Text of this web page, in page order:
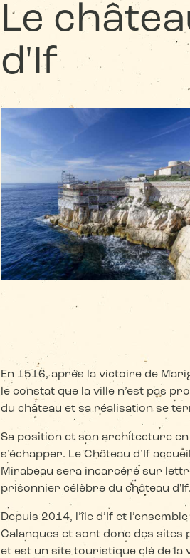
Le
d'If
En 1516, après la victoire de
le constat que la ville n’est pas
du château et sa réalisation se
Sa position et son architecture
s’échapper. Le Château d’If
Mirabeau sera incarcéré sur
prisonnier célèbre du château d'If.
Depuis 2014, l’île d’If et
Calanques et sont donc des sites
et est un site touristique clé de la